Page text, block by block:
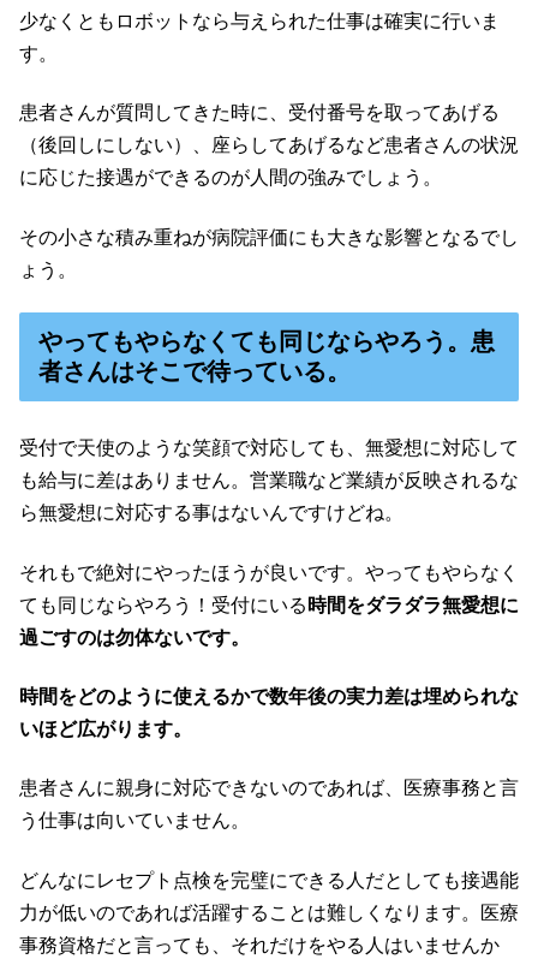
少なくともロボットなら与えられた仕事は確実に行いま
す。
患者さんが質問してきた時に、受付番号を取ってあげる
（後回しにしない）、座らしてあげるなど患者さんの状況
に応じた接遇ができるのが人間の強みでしょう。
その小さな積み重ねが病院評価にも大きな影響となるでし
ょう。
やってもやらなくても同じならやろう。患
者さんはそこで待っている。
受付で天使のような笑顔で対応しても、無愛想に対応して
も給与に差はありません。営業職など業績が反映されるな
ら無愛想に対応する事はないんですけどね。
それもで絶対にやったほうが良いです。やってもやらなく
ても同じならやろう！受付にいる 時間をダラダラ無愛想に
過ごすのは勿体ないです。
時間をどのように使えるかで数年後の実力差は埋められな
いほど広がります。
患者さんに親身に対応できないのであれば、医療事務と言
う仕事は向いていません。
どんなにレセプト点検を完璧にできる人だとしても接遇能
力が低いのであれば活躍することは難しくなります。医療
事務資格だと言っても、それだけをやる人はいませんか